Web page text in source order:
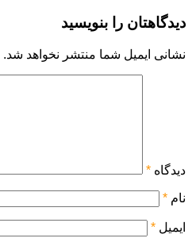
دیدگاهتان را بنویسید
نشانی ایمیل شما منتشر نخواهد شد.
دیدگاه *
نام *
ایمیل *